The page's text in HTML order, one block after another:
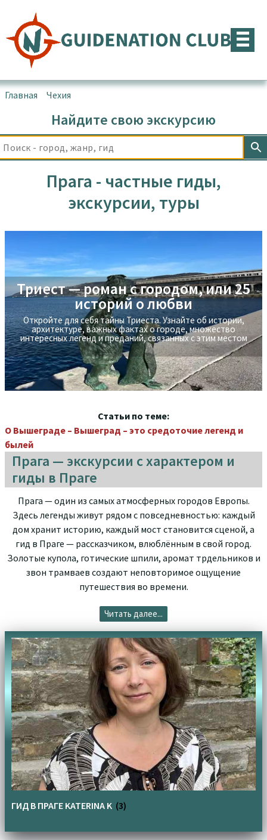
содержимому
Главная Чехия
Найдите свою экскурсию
Прага - частные гиды,
экскурсии, туры
Экскурсия на яхте в Стамбуле -
прогулка по Босфору
Экскурсия на яхте в Стамбуле - прогулка по Босфору
Триест — роман с городом, или 25
историй о любви
Откройте для себя тайны Триеста. Узнайте об истории,
архитектуре, важных фактах о городе, множествo
интересных легенд и преданий, связанных с этим местом
Статьи по теме:
О Вышеграде – Вышеград – это средоточие легенд и
былей
Прага — экскурсии с характером и
гиды в Праге
Прага — один из самых атмосферных городов Европы.
Здесь легенды живут рядом с повседневностью: каждый
дом хранит историю, каждый мост становится сценой, а
гид в Праге — рассказчиком, влюблённым в свой город.
Золотые купола, готические шпили, аромат трдельников и
звон трамваев создают неповторимое ощущение
путешествия во времени.
Читать далее...
ГИД В ПРАГЕ KATERINA K (3)